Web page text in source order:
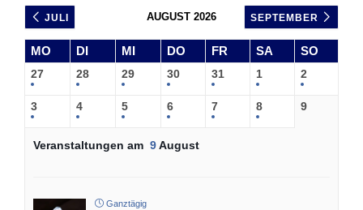
JULI AUGUST 2026 SEPTEMBER
MO DI MI DO FR SA SO
27 28 29 30 31 1 2
3 4 5 6 7 8 9
Veranstaltungen am 9August
Ganztägig